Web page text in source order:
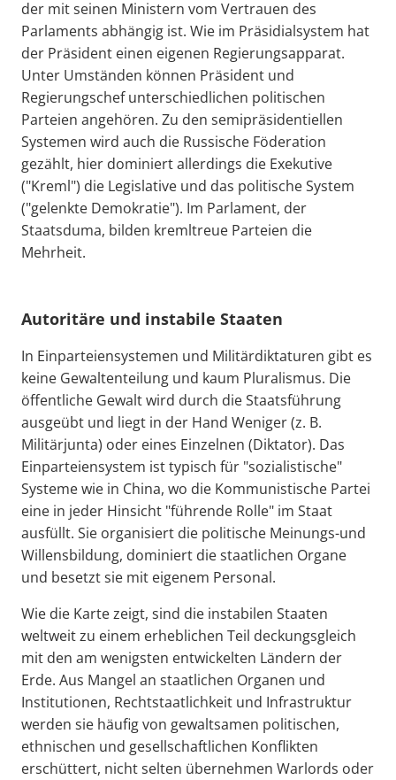
der mit seinen Ministern vom Vertrauen des
Parlaments abhängig ist. Wie im Präsidialsystem hat
der Präsident einen eigenen Regierungsapparat.
Unter Umständen können Präsident und
Regierungschef unterschiedlichen politischen
Parteien angehören. Zu den semipräsidentiellen
Systemen wird auch die Russische Föderation
gezählt, hier dominiert allerdings die Exekutive
("Kreml") die Legislative und das politische System
("gelenkte Demokratie"). Im Parlament, der
Staatsduma, bilden kremltreue Parteien die
Mehrheit.
Autoritäre und instabile Staaten
In Einparteiensystemen und Militärdiktaturen gibt es
keine Gewaltenteilung und kaum Pluralismus. Die
öffentliche Gewalt wird durch die Staatsführung
ausgeübt und liegt in der Hand Weniger (z. B.
Militärjunta) oder eines Einzelnen (Diktator). Das
Einparteiensystem ist typisch für "sozialistische"
Systeme wie in China, wo die Kommunistische Partei
eine in jeder Hinsicht "führende Rolle" im Staat
ausfüllt. Sie organisiert die politische Meinungs-und
Willensbildung, dominiert die staatlichen Organe
und besetzt sie mit eigenem Personal.
Wie die Karte zeigt, sind die instabilen Staaten
weltweit zu einem erheblichen Teil deckungsgleich
mit den am wenigsten entwickelten Ländern der
Erde. Aus Mangel an staatlichen Organen und
Institutionen, Rechtstaatlichkeit und Infrastruktur
werden sie häufig von gewaltsamen politischen,
ethnischen und gesellschaftlichen Konflikten
erschüttert, nicht selten übernehmen Warlords oder